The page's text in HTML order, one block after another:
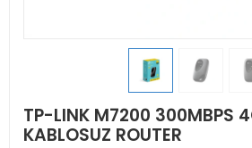
TP-LINK M7200 300MBPS
KABLOSUZ ROUTER